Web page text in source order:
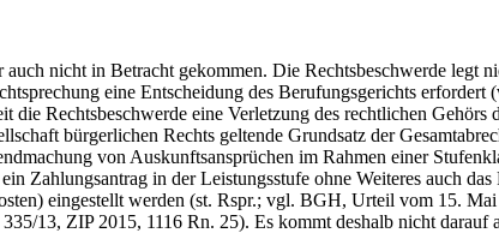
nicht in Betracht gekommen. Die Rechtsbeschwerde legt
eine Entscheidung des Berufungsgerichts
Rechtsbeschwerde eine Verletzung des rechtlichen
bürgerlichen Rechts geltende Grundsatz der
von Auskunftsansprüchen im Rahmen einer
Zahlungsantrag in der Leistungsstufe ohne Weiteres auch
eingestellt werden (st. Rspr.; vgl. BGH, Urteil vom 15.
13, ZIP 2015, 1116 Rn. 25). Es kommt deshalb nicht darauf